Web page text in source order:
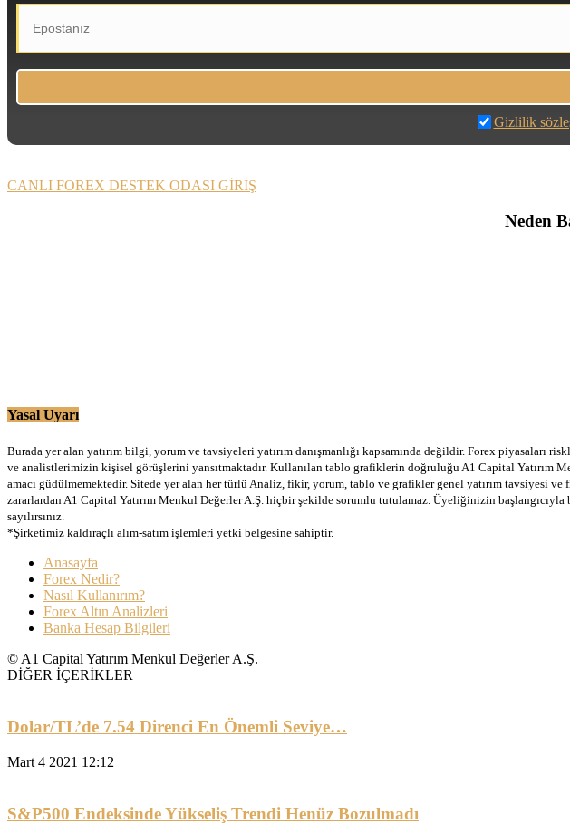
Gizlilik
CANLI FOREX DESTEK ODASI GİRİŞ
Neden
Yasal Uyarı
Burada yer alan yatırım bilgi, yorum ve tavsiyeleri yatırım danışmanlığı kapsamında değildir. Forex
ve analistlerimizin kişisel görüşlerini yansıtmaktadır. Kullanılan tablo grafiklerin doğruluğu A1 Capital Yatırım
amacı güdülmemektedir. Sitede yer alan her türlü Analiz, fikir, yorum, tablo ve grafikler genel yatırım tavsiyesi
zararlardan A1 Capital Yatırım Menkul Değerler A.Ş. hiçbir şekilde sorumlu tutulamaz. Üyeliğinizin
sayılırsınız.
*Şirketimiz kaldıraçlı alım-satım işlemleri yetki belgesine sahiptir.
Anasayfa
Forex Nedir?
Nasıl Kullanırım?
Forex Altın Analizleri
Banka Hesap Bilgileri
© A1 Capital Yatırım Menkul Değerler A.Ş.
DİĞER İÇERİKLER
Dolar/TL’de 7.54 Direnci En Önemli Seviye…
Mart 4 2021 12:12
S&P500 Endeksinde Yükseliş Trendi Henüz Bozulmadı